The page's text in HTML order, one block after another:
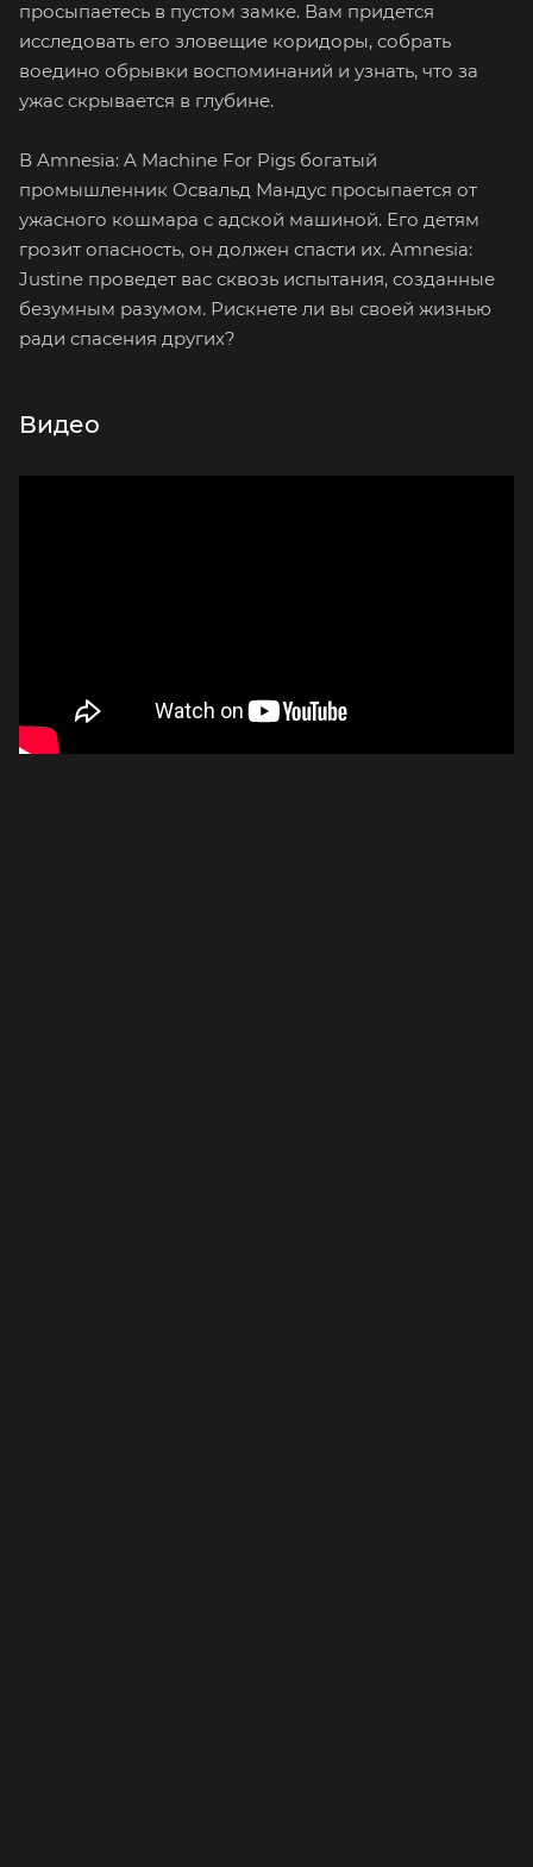
просыпаетесь в пустом замке. Вам придется
исследовать его зловещие коридоры, собрать
воедино обрывки воспоминаний и узнать, что за
ужас скрывается в глубине.
В Amnesia: A Machine For Pigs богатый
промышленник Освальд Мандус просыпается от
ужасного кошмара с адской машиной. Его детям
грозит опасность, он должен спасти их. Amnesia:
Justine проведет вас сквозь испытания, созданные
безумным разумом. Рискнете ли вы своей жизнью
ради спасения других?
Видео